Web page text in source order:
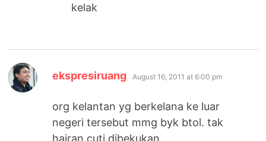
kelak
ekspresiruang says:
August 16, 2011 at 6:00 pm
org kelantan yg berkelana ke luar
negeri tersebut mmg byk btol. tak
hairan cuti dibekukan